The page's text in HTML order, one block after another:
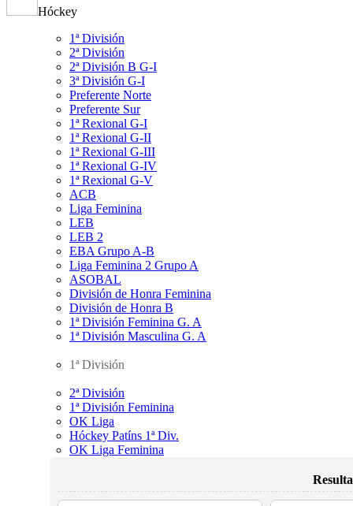
Hóckey
1ª División
2ª División
2ª División B G-I
3ª División G-I
Preferente Norte
Preferente Sur
1ª Rexional G-I
1ª Rexional G-II
1ª Rexional G-III
1ª Rexional G-IV
1ª Rexional G-V
ACB
Liga Feminina
LEB
LEB 2
EBA Grupo A-B
Liga Feminina 2 Grupo A
ASOBAL
División de Honra Feminina
División de Honra B
1ª División Feminina G. A
1ª División Masculina G. A
1ª División
2ª División
1ª División Feminina
OK Liga
Hóckey Patíns 1ª Div.
OK Liga Feminina